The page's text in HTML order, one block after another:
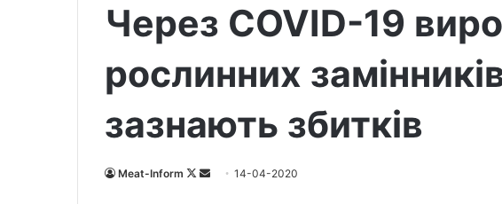
Через COVID-19
рослинних
зазнають збитків
Meat-Inform
F
14-04-2020